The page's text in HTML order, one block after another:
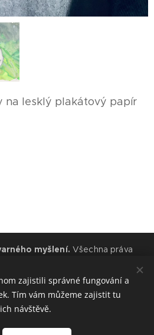
na lesklý plakátový papír
myšlení.Všechna práva
Cookieszajistili správné fungování a
Tím vám můžeme zajistit tu
návštěvě.